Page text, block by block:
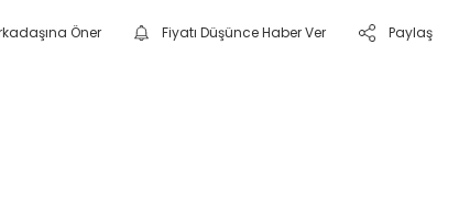
Öner Fiyatı Düşünce Haber Ver Paylaş